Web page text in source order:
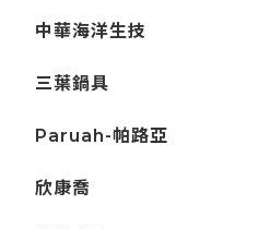
中華海洋生技
三葉鍋具
Paruah-帕路亞
欣康喬